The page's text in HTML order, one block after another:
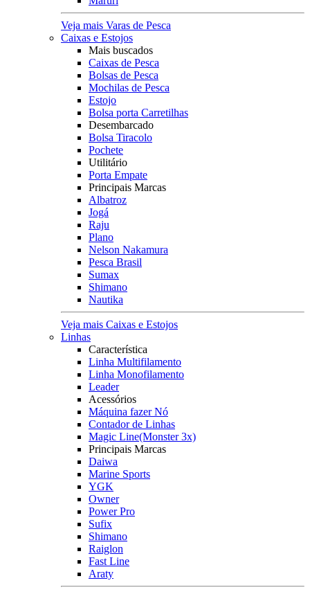
Veja mais Varas de Pesca
Caixas e Estojos
Mais buscados
Caixas de Pesca
Bolsas de Pesca
Mochilas de Pesca
Estojo
Bolsa porta Carretilhas
Desembarcado
Bolsa Tiracolo
Pochete
Utilitário
Porta Empate
Principais Marcas
Albatroz
Jogá
Raju
Plano
Nelson Nakamura
Pesca Brasil
Sumax
Shimano
Nautika
Veja mais Caixas e Estojos
Linhas
Característica
Linha Multifilamento
Linha Monofilamento
Leader
Acessórios
Máquina fazer Nó
Contador de Linhas
Magic Line(Monster 3x)
Principais Marcas
Daiwa
Marine Sports
YGK
Owner
Power Pro
Sufix
Shimano
Raiglon
Fast Line
Araty